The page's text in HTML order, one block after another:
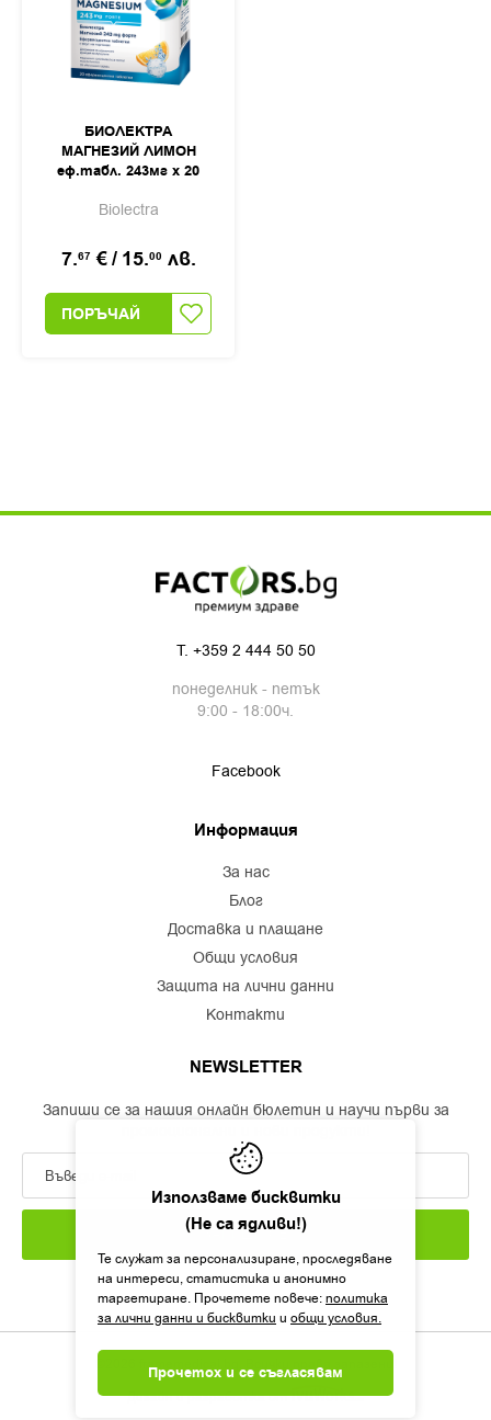
Използваме бисквитки
(Не са ядливи!)
Те служат за персонализиране, проследяване
на интереси, статистика и анонимно
таргетиране. Прочетете повече:политика
за лични данни и бисквитки и общи условия.
Прочетох и се съгласявам
БИОЛЕКТРА
МАГНЕЗИЙ ЛИМОН
еф.табл. 243мг х 20
Biolectra
7.67 €/ 15.00 лв.
ПОРЪЧАЙ
T. +359 2 444 50 50
понеделник - петък
9:00 - 18:00ч.
Facebook
Информация
за нас
блог
доставка и плащане
общи условия
защита на лични данни
контакти
NEWSLETTER
Запиши се за нашия онлайн бюлетин и научи първи за
ЗАПИШИ СЕ
©2026 framemedical.bg. Всички права запазени!
Дизайн и разработка от